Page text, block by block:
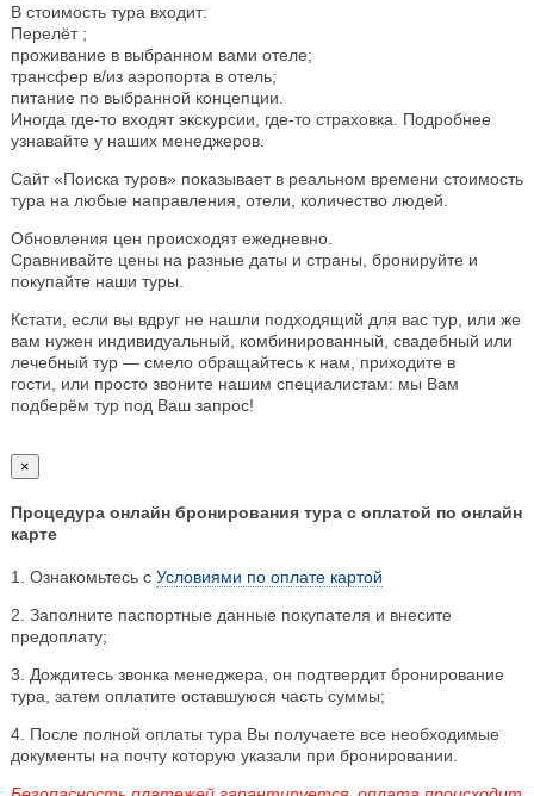
В стоимость тура входит:
Перелёт ;
проживание в выбранном вами отеле;
трансфер в/из аэропорта в отель;
питание по выбранной концепции.
Иногда где-то входят экскурсии, где-то страховка. Подробнее
узнавайте у наших менеджеров.
Сайт «Поиска туров» показывает в реальном времени стоимость
тура на любые направления, отели, количество людей.
Обновления цен происходят ежедневно.
Сравнивайте цены на разные даты и страны, бронируйте и
покупайте наши туры.
Кстати, если вы вдруг не нашли подходящий для вас тур, или же
вам нужен индивидуальный, комбинированный, свадебный или
лечебный тур — смело обращайтесь к нам, приходите в
гости, или просто звоните нашим специалистам: мы Вам
подберём тур под Ваш запрос!
×
Процедура онлайн бронирования тура с оплатой по онлайн
карте
1. Ознакомьтесь с Условиями по оплате картой
2. Заполните паспортные данные покупателя и внесите
предоплату;
3. Дождитесь звонка менеджера, он подтвердит бронирование
тура, затем оплатите оставшуюся часть суммы;
4. После полной оплаты тура Вы получаете все необходимые
документы на почту которую указали при бронировании.